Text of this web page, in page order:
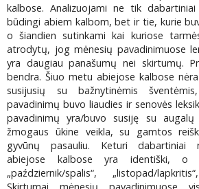
kalbose. Analizuojami ne tik
būdingi abiem kalbom, bet ir tie, kurie
o šiandien sutinkami kai kuriose
atrodytų, jog mėnesių pavadinimuose
yra daugiau panašumų nei skirtumų.
bendra. Šiuo metu abiejose kalbose
susijusių su bažnytinėmis
pavadinimų buvo liaudies ir senovės
pavadinimų yra/buvo susiję su augalų
žmogaus ūkine veikla, su gamtos
gyvūnų pasauliu. Keturi dabartiniai
abiejose kalbose yra identiški, o
„październik/spalis“, „listopad/